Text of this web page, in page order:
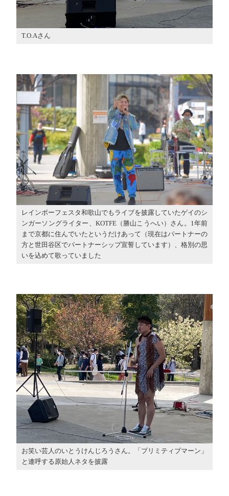
T.O.Aさん
レインボーフェスタ和歌山でもライブを披露していたゲイのシ
ンガーソングライター、KOTFE（勝山こうへい）さん。1年前
まで京都に住んでいたというだけあって（現在はパートナーの
方と世田谷区でパートナーシップ宣誓しています）、格別の思
いを込めて歌っていました
お笑い芸人のいとうけんじろうさん。「プリミティブマーン」
と連呼する原始人ネタを披露